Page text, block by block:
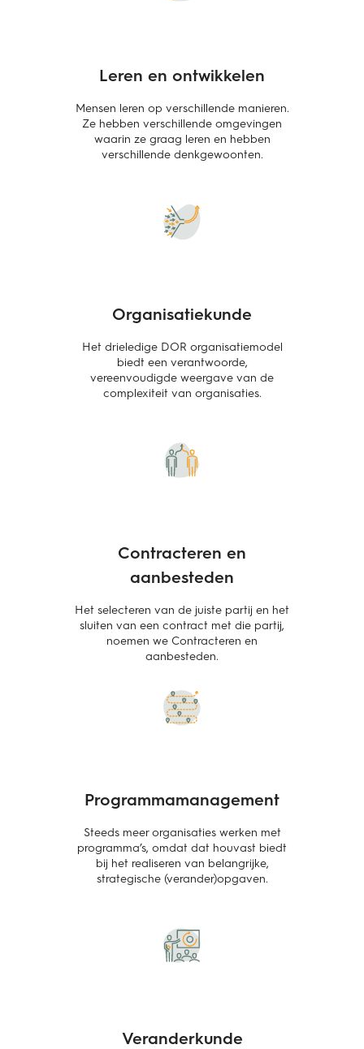
Leren en ontwikkelen
Mensen leren op verschillende manieren.
Ze hebben verschillende omgevingen
waarin ze graag leren en hebben
verschillende denkgewoonten.
Organisatiekunde
Het drieledige DOR organisatiemodel
biedt een verantwoorde,
vereenvoudigde weergave van de
complexiteit van organisaties.
Contracteren en
aanbesteden
Het selecteren van de juiste partij en het
sluiten van een contract met die partij,
noemen we Contracteren en
aanbesteden.
Programmamanagement
Steeds meer organisaties werken met
programma’s, omdat dat houvast biedt
bij het realiseren van belangrijke,
strategische (verander)opgaven.
Veranderkunde